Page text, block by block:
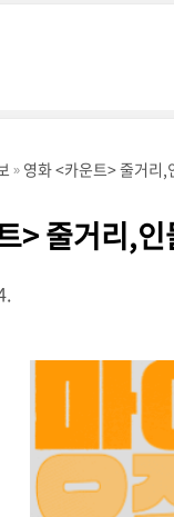
영화 <카운트> 줄거리,
> 줄거리,